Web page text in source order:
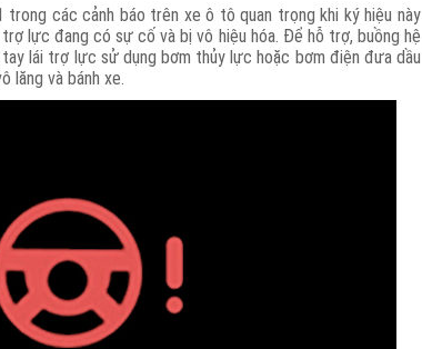
các cảnh báo trên xe ô tô quan trọng khi ký hiệu này
lực đang có sự cố và bị vô hiệu hóa. Để hỗ trợ, buồng hệ
lái trợ lực sử dụng bơm thủy lực hoặc bơm điện đưa dầu
lăng và bánh xe.